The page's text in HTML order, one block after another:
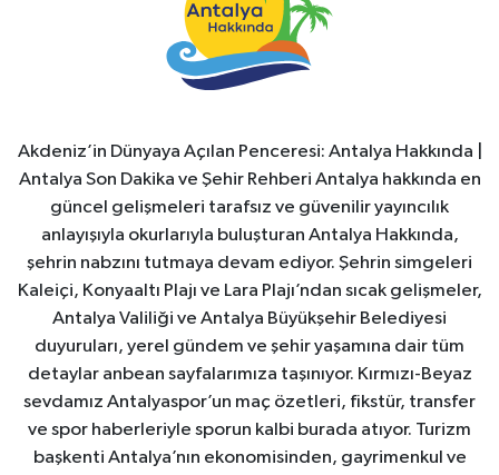
Akdeniz’in Dünyaya Açılan Penceresi: Antalya Hakkında |
Antalya Son Dakika ve Şehir Rehberi Antalya hakkında en
güncel gelişmeleri tarafsız ve güvenilir yayıncılık
anlayışıyla okurlarıyla buluşturan Antalya Hakkında,
şehrin nabzını tutmaya devam ediyor. Şehrin simgeleri
Kaleiçi, Konyaaltı Plajı ve Lara Plajı’ndan sıcak gelişmeler,
Antalya Valiliği ve Antalya Büyükşehir Belediyesi
duyuruları, yerel gündem ve şehir yaşamına dair tüm
detaylar anbean sayfalarımıza taşınıyor. Kırmızı-Beyaz
sevdamız Antalyaspor’un maç özetleri, fikstür, transfer
ve spor haberleriyle sporun kalbi burada atıyor. Turizm
başkenti Antalya’nın ekonomisinden, gayrimenkul ve